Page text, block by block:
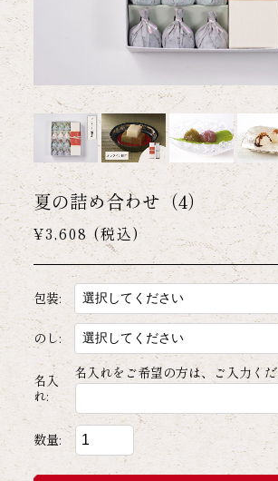
夏の詰め合わせ（4）
¥3,608 (税込)
包装:
のし:
名入
れ:
名入れをご希望の方は、ご入力く
数量: